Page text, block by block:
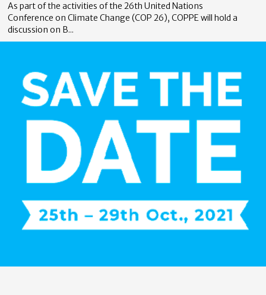
As part of the activities of the 26th United Nations
Conference on Climate Change (COP 26), COPPE will hold a
discussion on B...